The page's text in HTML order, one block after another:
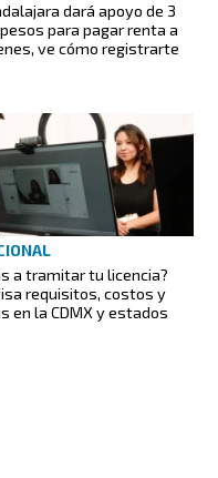
dará apoyo de 3
para pagar renta a
ve cómo registrarte
a tramitar tu licencia?
requisitos, costos y
en la CDMX y estados